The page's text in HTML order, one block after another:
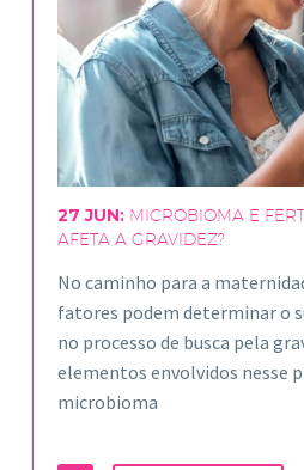
27 JUN: MICROBIOMA E
AFETA A GRAVIDEZ?
No caminho para a
fatores podem determinar o
no processo de busca pela
elementos envolvidos nesse
microbioma